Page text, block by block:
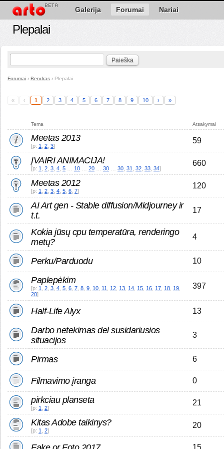
Galerija Forumai Nariai
Plepalai
Paieška
Forumai › Bendras › Plepalai
« ‹ 1 2 3 4 5 6 7 8 9 10 › »
Tema Atsakymai
Meetas 2013
[p: 1 2 3]
59
ĮVAIRI ANIMACIJA!
[p: 1 2 3 4 5 10 20 30 30 31 32 33 34]
660
Meetas 2012
[p: 1 2 3 4 5 6 7]
120
AI Art gen - Stable diffusion/Midjourney ir
t.t.
17
Kokia jūsų cpu temperatūra, renderingo
metų?
4
Perku/Parduodu 10
Paplepėkim
[p: 1 2 3 4 5 6 7 8 9 10 11 12 13 14 15 16 17 18 19
20]
397
Half-Life Alyx 13
Darbo netekimas del susidariusios
situacijos
3
Pirmas 6
Filmavimo įranga 0
pirkciau planseta
[p: 1 2]
21
Kitas Adobe taikinys?
[p: 1 2]
20
15